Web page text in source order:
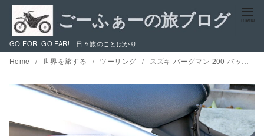
ン
GO FOR! GO FAR! 日々旅のことばかり
Home 世界を旅する ツーリング スズキ バーグマン 200 バッテリー交換/消耗対策とリアサス プリロード調整